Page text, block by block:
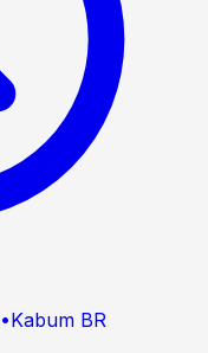
•Kabum BR